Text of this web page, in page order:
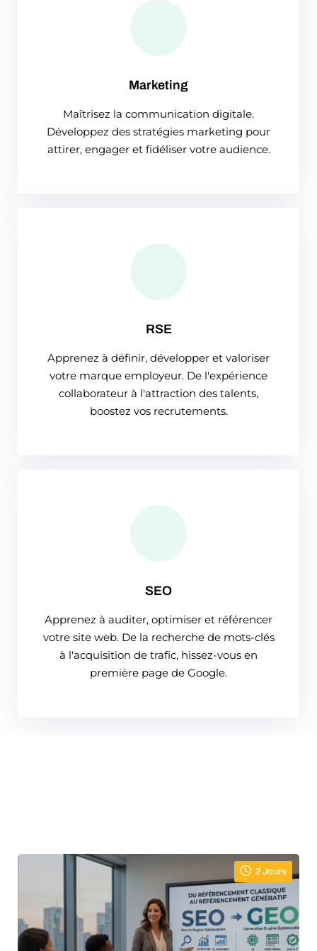
Marketing
Maîtrisez la communication digitale.
Développez des stratégies marketing pour
attirer, engager et fidéliser votre audience.
RSE
Apprenez à définir, développer et valoriser
votre marque employeur. De l'expérience
collaborateur à l'attraction des talents,
boostez vos recrutements.
SEO
Apprenez à auditer, optimiser et référencer
votre site web. De la recherche de mots-clés
à l'acquisition de trafic, hissez-vous en
première page de Google.
2 Jours